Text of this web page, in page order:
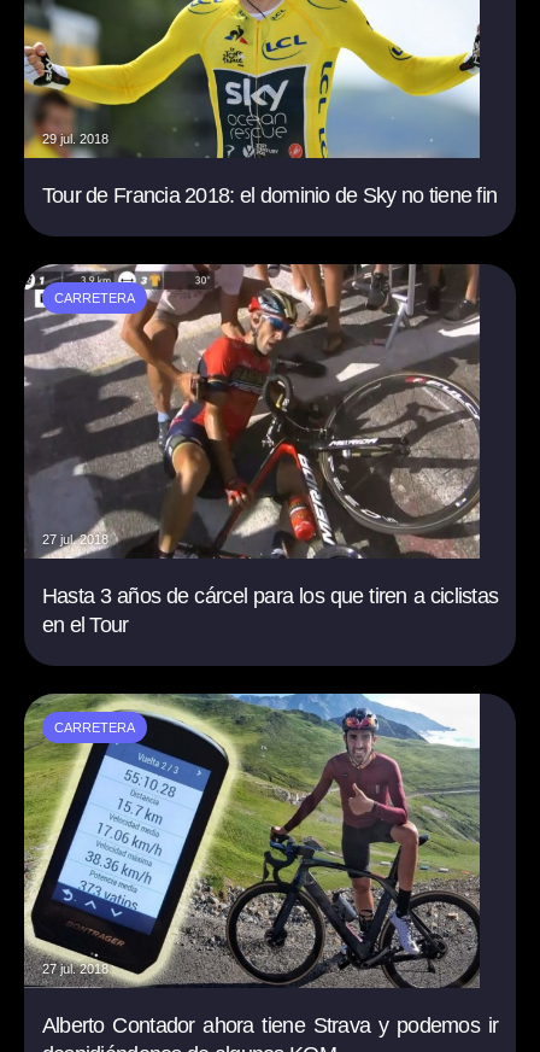
29 jul. 2018
Tour de Francia 2018: el dominio de Sky no tiene fin
CARRETERA
27 jul. 2018
Hasta 3 años de cárcel para los que tiren a ciclistas
en el Tour
CARRETERA
27 jul. 2018
Alberto Contador ahora tiene Strava y podemos ir